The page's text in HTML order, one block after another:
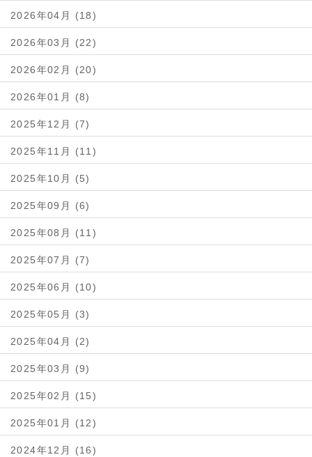
2026年04月 (18)
2026年03月 (22)
2026年02月 (20)
2026年01月 (8)
2025年12月 (7)
2025年11月 (11)
2025年10月 (5)
2025年09月 (6)
2025年08月 (11)
2025年07月 (7)
2025年06月 (10)
2025年05月 (3)
2025年04月 (2)
2025年03月 (9)
2025年02月 (15)
2025年01月 (12)
2024年12月 (16)